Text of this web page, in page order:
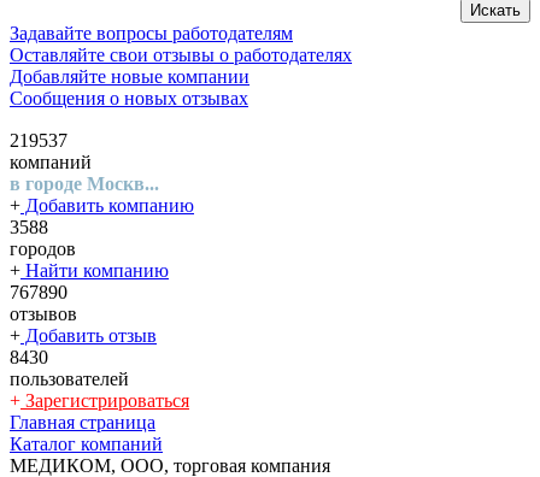
Искать
Задавайте вопросы работодателям
Оставляйте свои отзывы о работодателях
Добавляйте новые компании
Сообщения о новых отзывах
219537
компаний
в городе Москв...
+ Добавить компанию
3588
городов
+ Найти компанию
767890
отзывов
+ Добавить отзыв
8430
пользователей
+ Зарегистрироваться
Главная страница
Каталог компаний
МЕДИКОМ, ООО, торговая компания